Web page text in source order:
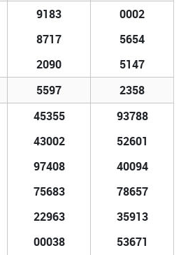
9183
8717
2090
0002
5654
5147
5597 2358
45355
43002
97408
75683
22963
00038
93788
52601
40094
78657
35913
53671